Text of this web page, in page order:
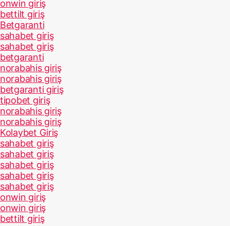
onwin giriş
bettilt giriş
Betgaranti
sahabet giriş
sahabet giriş
betgaranti
norabahis giriş
norabahis giriş
betgaranti giriş
tipobet giriş
norabahis giriş
norabahis giriş
Kolaybet Giriş
sahabet giriş
sahabet giriş
sahabet giriş
sahabet giriş
sahabet giriş
onwin giriş
onwin giriş
bettilt giriş